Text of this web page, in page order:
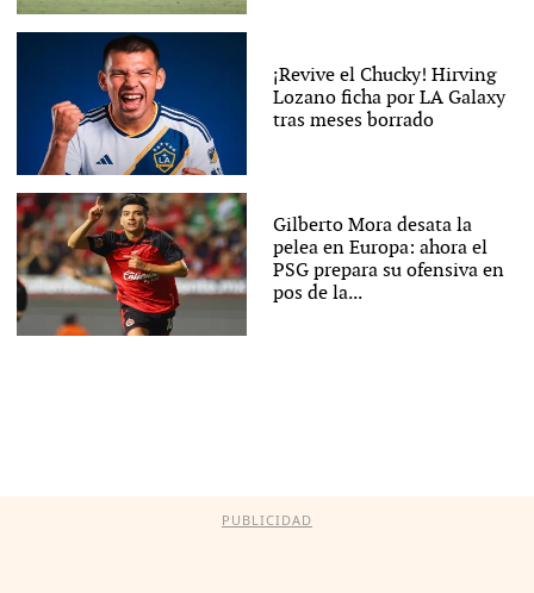
¡Revive el Chucky! Hirving
Lozano ficha por LA Galaxy
tras meses borrado
Gilberto Mora desata la
pelea en Europa: ahora el
PSG prepara su ofensiva en
pos de la...
PUBLICIDAD